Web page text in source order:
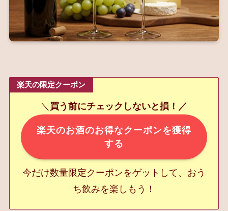
楽天の限定クーポン
＼ 買う前にチェックしないと損！／
楽天のお酒のお得なクーポンを獲得
する
今だけ数量限定クーポンをゲットして、おう
ち飲みを楽しもう！